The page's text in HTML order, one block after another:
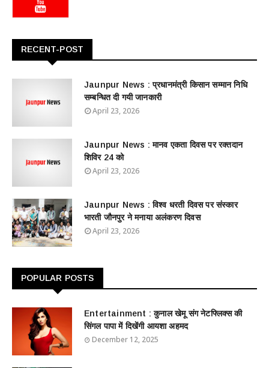
RECENT-POST
Jaunpur News : ​प्रधानमंत्री किसान सम्मान निधि
सम्बन्धित दी गयी जानकारी
April 23, 2026
Jaunpur News : ​मानव एकता दिवस पर रक्तदान
शिविर 24 को
April 23, 2026
Jaunpur News : विश्व धरती दिवस पर संस्कार
भारती जौनपुर ने मनाया अलंकरण दिवस
April 23, 2026
POPULAR POSTS
Entertainment : ​​​​कुनाल खेमू संग नेटफ्लिक्स की
सिंगल पापा में दिखेंगी आयशा अहमद
December 12, 2025